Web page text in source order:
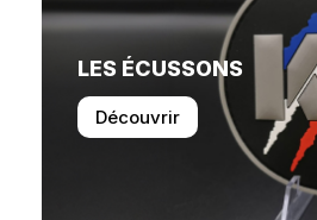
LES ÉCUSSONS
Découvrir